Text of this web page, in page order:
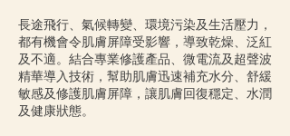
長途飛行、氣候轉變、環境污染及生活壓力，
都有機會令肌膚屏障受影響，導致乾燥、泛紅
及不適。結合專業修護產品、微電流及超聲波
精華導入技術，幫助肌膚迅速補充水分、舒緩
敏感及修護肌膚屏障，讓肌膚回復穩定、水潤
及健康狀態。